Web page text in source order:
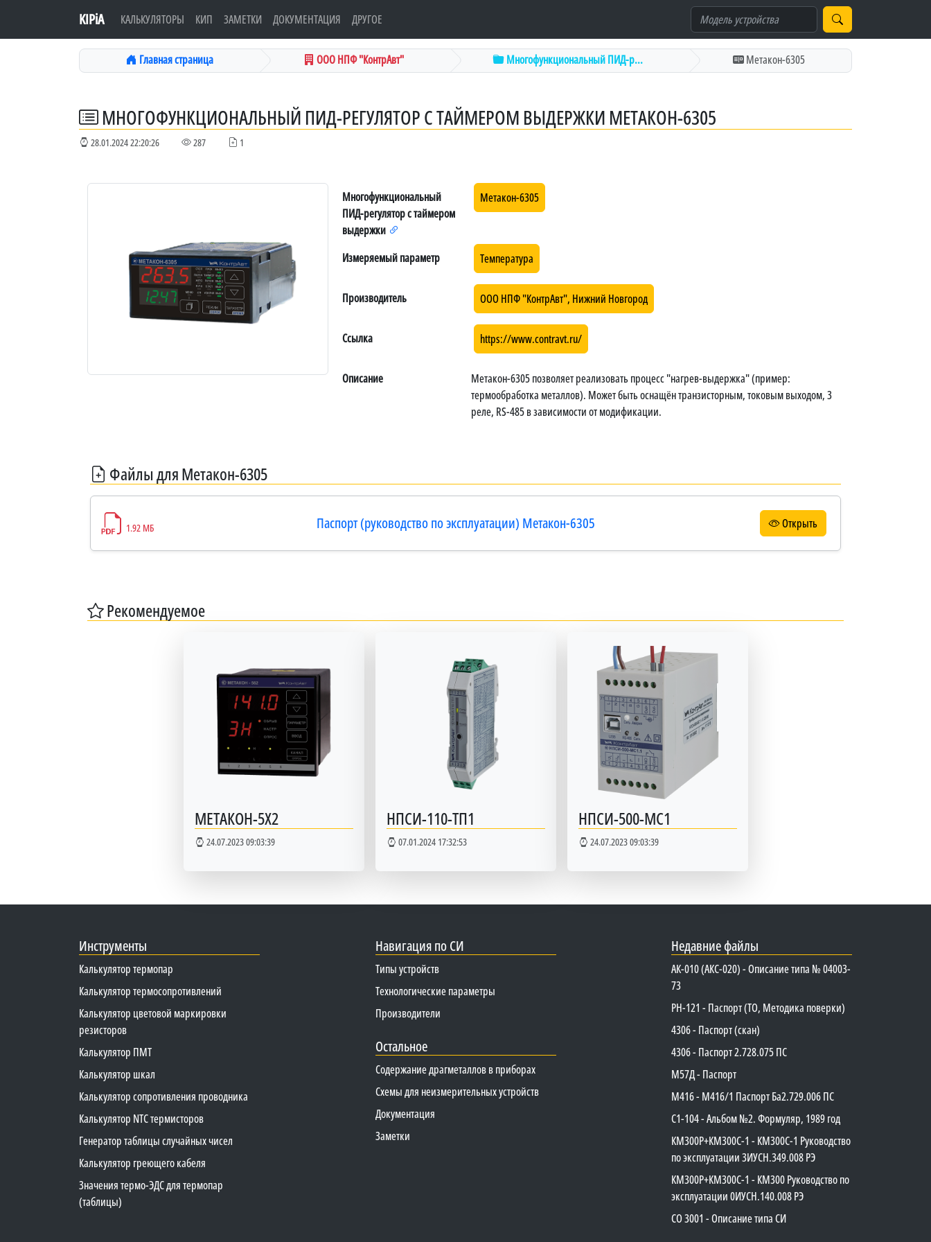
KIPiA КАЛЬКУЛЯТОРЫ КИП ЗАМЕТКИ ДОКУМЕНТАЦИЯ ДРУГОЕ
Главная страница ООО НПФ "КонтрАвт" Многофункциональный ПИД-р... Метакон-6305
МНОГОФУНКЦИОНАЛЬНЫЙ ПИД-РЕГУЛЯТОР С ТАЙМЕРОМ ВЫДЕРЖКИ МЕТАКОН-6305
28.01.2024 22:20:26 287 1
Многофункциональный
ПИД-регулятор с таймером
выдержки
Метакон-6305
Измеряемый параметр Температура
Производитель ООО НПФ "КонтрАвт", Нижний Новгород
Ссылка https://www.contravt.ru/
Описание
Метакон-6305 позволяет реализовать процесс "нагрев-выдержка" (пример:
термообработка металлов). Может быть оснащён транзисторным, токовым выходом, 3
реле, RS-485 в зависимости от модификации.
Файлы для Метакон-6305
1.92 МБ Паспорт (руководство по эксплуатации) Метакон-6305 Открыть
Рекомендуемое
МЕТАКОН-5Х2
24.07.2023 09:03:39
НПСИ-110-ТП1
07.01.2024 17:32:53
НПСИ-500-МС1
24.07.2023 09:03:39
Инструменты
Калькулятор термопар
Калькулятор термосопротивлений
Калькулятор цветовой маркировки
резисторов
Калькулятор ПМТ
Калькулятор шкал
Калькулятор сопротивления проводника
Калькулятор NTC термисторов
Генератор таблицы случайных чисел
Калькулятор греющего кабеля
Значения термо-ЭДС для термопар
(таблицы)
Навигация по СИ
Типы устройств
Технологические параметры
Производители
Остальное
Содержание драгметаллов в приборах
Схемы для неизмерительных устройств
Документация
Заметки
Недавние файлы
АК-010 (АКС-020) - Описание типа № 04003-
73
PH-121 - Паспорт (ТО, Методика поверки)
4306 - Паспорт (скан)
4306 - Паспорт 2.728.075 ПС
М57Д - Паспорт
М416 - М416/1 Паспорт Ба2.729.006 ПС
C1-104 - Альбом №2. Формуляр, 1989 год
КМ300Р+КМ300С-1 - КМ300C-1 Руководство
по эксплуатации 3ИУСН.349.008 РЭ
КМ300Р+КМ300С-1 - КМ300 Руководство по
эксплуатации 0ИУСН.140.008 РЭ
СО 3001 - Описание типа СИ